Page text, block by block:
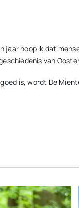
jaar hoop ik dat
van
is, wordt De